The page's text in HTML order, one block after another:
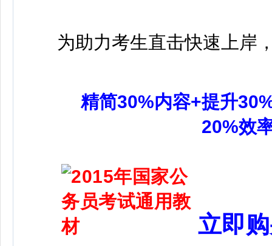
为助力考生直击快速上岸
精简30%内容+提升
20%效
立即